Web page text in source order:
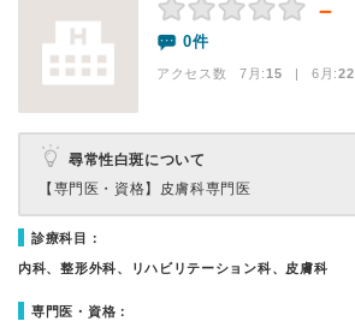
－
0件
アクセス数 7月:15 | 6月:22
尋常性白斑について
【専門医・資格】 皮膚科専門医
診療科目：
内科、整形外科、リハビリテーション科、皮膚科
専門医・資格：